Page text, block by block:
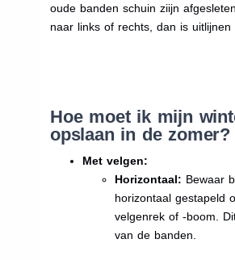
oude banden schuin ziijn
naar links of rechts, dan is uitlijnen
Hoe moet ik mijn
opslaan in de zomer?
Met velgen:
Horizontaal: Bewaar
horizontaal gestapeld
velgenrek of -boom.
van de banden.